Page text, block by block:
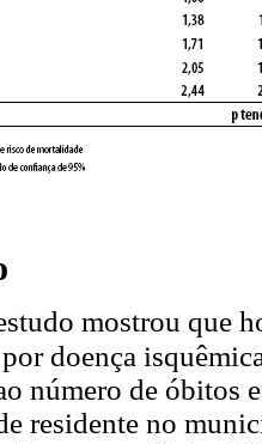
mostrou que
doença
número de óbitos
residente no